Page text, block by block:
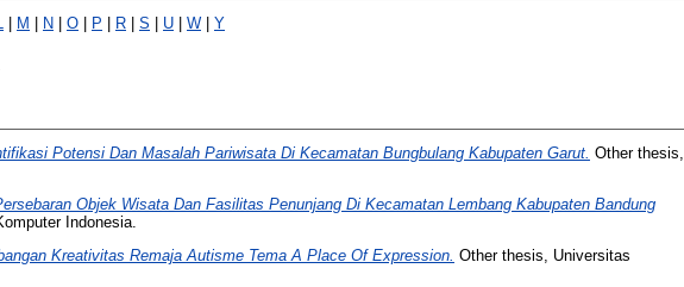
| M | N | O | P | R | S | U | W | Y
Potensi Dan Masalah Pariwisata Di Kecamatan Bungbulang Kabupaten Garut. Other thesis,
Objek Wisata Dan Fasilitas Penunjang Di Kecamatan Lembang Kabupaten Bandung
Indonesia.
Kreativitas Remaja Autisme Tema A Place Of Expression. Other thesis, Universitas